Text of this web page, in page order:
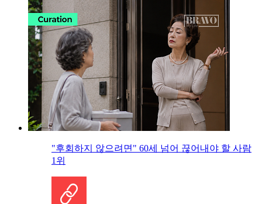
"후회하지 않으려면" 60세 넘어 끊어내야 할 사람
1위